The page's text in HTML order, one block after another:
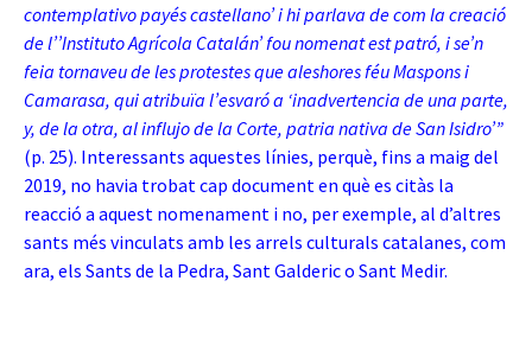
contemplativo payés castellano’ i hi parlava de com la creació
de l’’Instituto Agrícola Catalán’ fou nomenat est patró, i se’n
feia tornaveu de les protestes que aleshores féu Maspons i
Camarasa, qui atribuïa l’esvaró a ‘inadvertencia de una parte,
y, de la otra, al influjo de la Corte, patria nativa de San Isidro’”
(p. 25). Interessants aquestes línies, perquè, fins a maig del
2019, no havia trobat cap document en què es citàs la
reacció a aquest nomenament i no, per exemple, al d’altres
sants més vinculats amb les arrels culturals catalanes, com
ara, els Sants de la Pedra, Sant Galderic o Sant Medir.